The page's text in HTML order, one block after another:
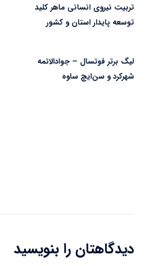
تربیت نیروی انسانی ماهر کلید
توسعه پایدار استان و کشور
لیگ‌ برتر فوتسال – جوادالائمه
شهرکرد و سن‌ایچ ساوه
دیدگاهتان را بنویسید